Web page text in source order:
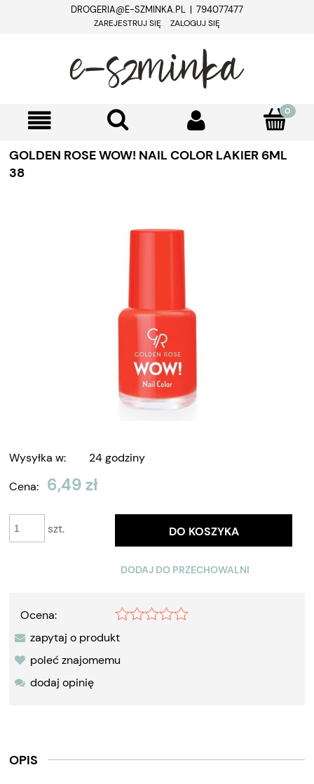
DROGERIA@E-SZMINKA.PL | 794077477
ZAREJESTRUJ SIĘ ZALOGUJ SIĘ
GOLDEN ROSE WOW! NAIL COLOR LAKIER 6ML
38
Wysyłka w:
24 godziny
Cena:
6,49 zł
szt. DO KOSZYKA
DODAJ DO PRZECHOWALNI
Ocena:
zapytaj o produkt
poleć znajomemu
dodaj opinię
OPIS